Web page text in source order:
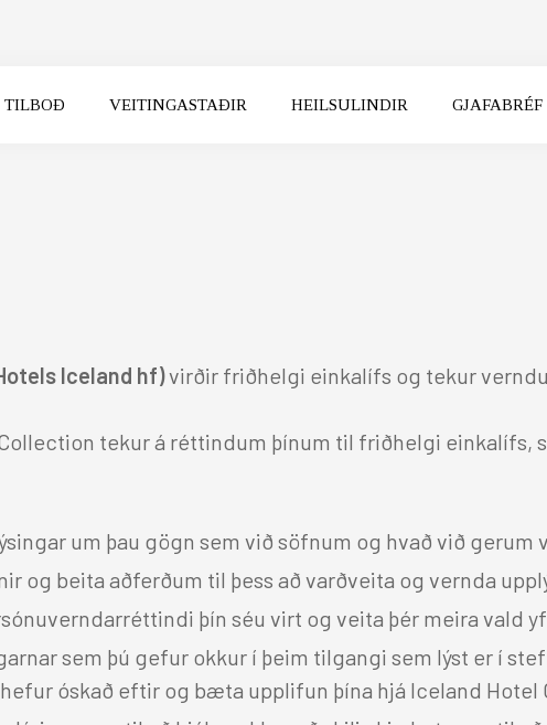
TILBOÐ VEITINGASTAÐIR HEILSULINDIR GJAFABRÉF
SOUTH ICELAND NORTH ICELAND
Mývatn
Iceland hf)virðir friðhelgi einkalífs og tekur
tekur á réttindum þínum til friðhelgi einkalífs,
um þau gögn sem við söfnum og hvað við gerum
og beita aðferðum til þess að varðveita og vernda
þín séu virt og veita þér meira vald
sem þú gefur okkur í þeim tilgangi sem lýst er í
hefur óskað eftir og bæta upplifun þína hjá Iceland Hotel